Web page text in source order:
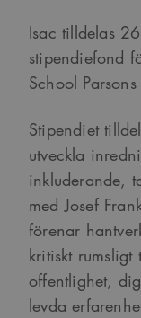
Isac tilldelas
stipendiefond
School
Stipendiet
utveckla
inkluderande,
med Josef
förenar
kritiskt
offentlighet,
levda